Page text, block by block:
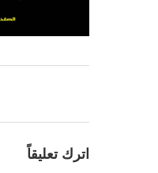
اترك تعليقاً